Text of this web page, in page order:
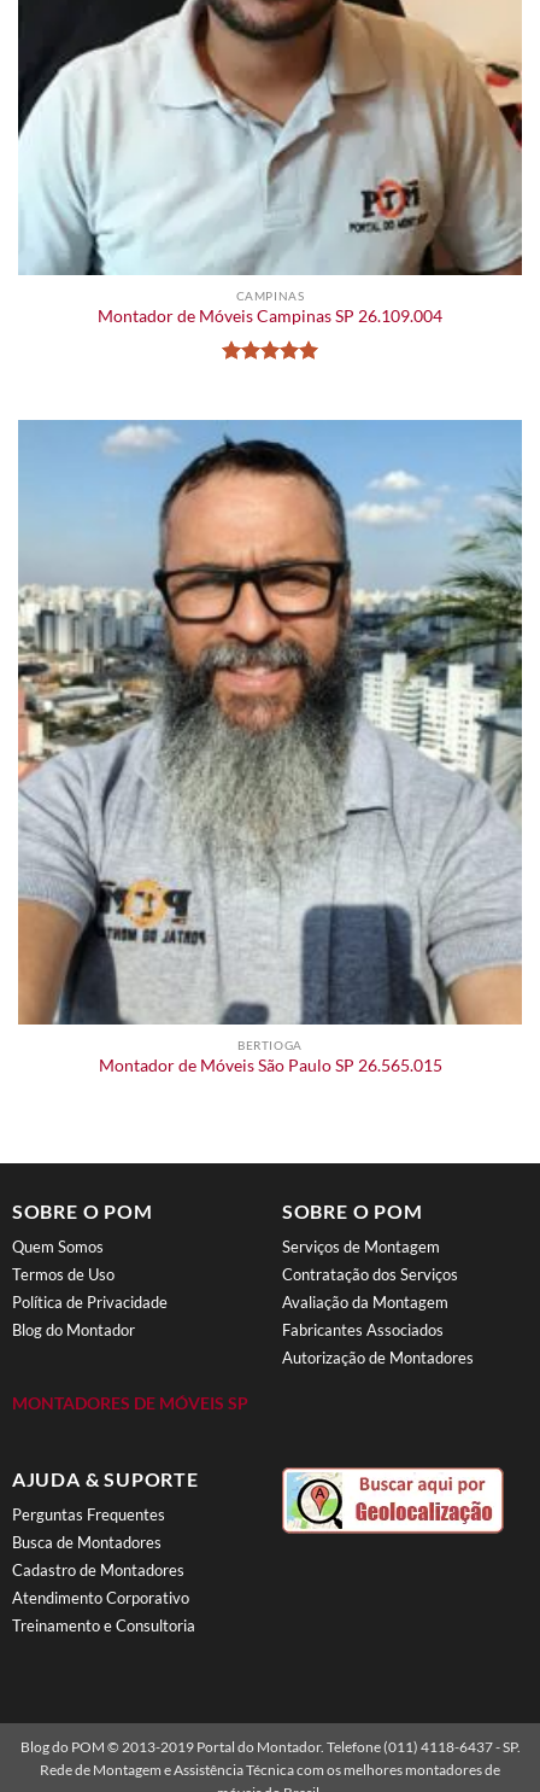
CAMPINAS
Montador de Móveis Campinas SP 26.109.004
BERTIOGA
Montador de Móveis São Paulo SP 26.565.015
SOBRE O POM
Quem Somos
Termos de Uso
Política de Privacidade
Blog do Montador
MONTADORES DE MÓVEIS SP
SOBRE O POM
Serviços de Montagem
Contratação dos Serviços
Avaliação da Montagem
Fabricantes Associados
Autorização de Montadores
AJUDA & SUPORTE
Perguntas Frequentes
Busca de Montadores
Cadastro de Montadores
Atendimento Corporativo
Treinamento e Consultoria
Blog do POM © 2013-2019 Portal do Montador. Telefone (011) 4118-6437 - SP.
Rede de Montagem e Assistência Técnica com os melhores montadores de